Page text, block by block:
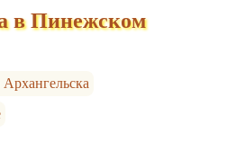
в Пинежском